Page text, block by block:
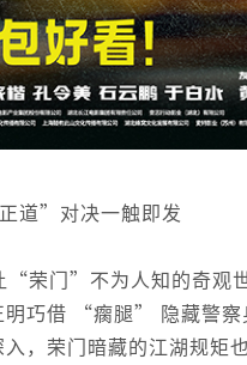
道”对决一触即发
荣门”不为人知的奇观
明巧借 “瘸腿” 隐藏警
荣门暗藏的江湖规矩也